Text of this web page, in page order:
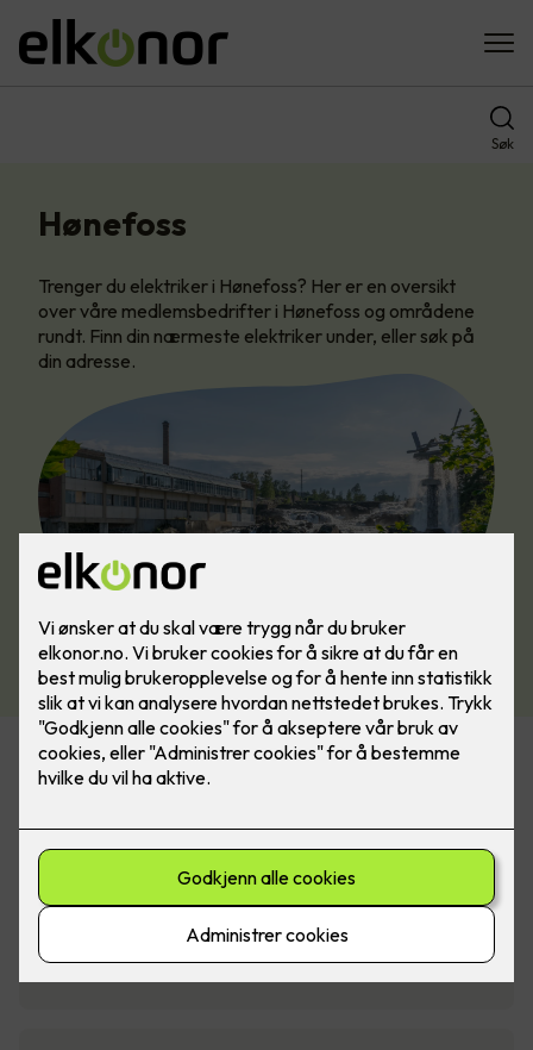
Søk
Hønefoss
Trenger du elektriker i Hønefoss? Her er en oversikt
over våre medlemsbedrifter i Hønefoss og områdene
rundt. Finn din nærmeste elektriker under, eller søk på
din adresse.
Av & På Elektro AS
Hensmoveien 23 E, 3516 Hønefoss
📧post@avogpaa.no
💻Nettside